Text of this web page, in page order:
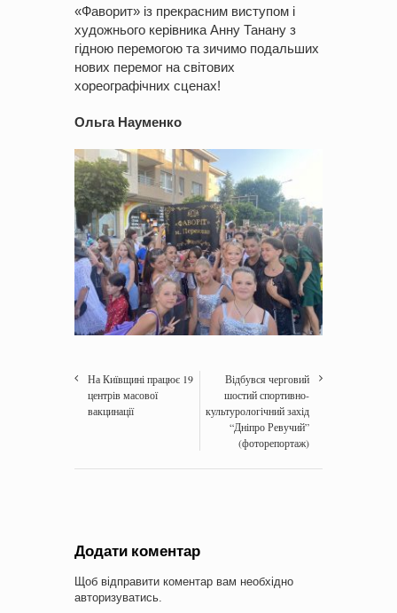
«Фаворит» із прекрасним виступом і
художнього керівника Анну Танану з
гідною перемогою та зичимо подальших
нових перемог на світових
хореографічних сценах!
Ольга Науменко
На Київщині працює 19
центрів масової
вакцинації
Відбувся черговий
шостий спортивно-
культурологічний захід
“Дніпро Ревучий”
(фоторепортаж)
Додати коментар
Щоб відправити коментар вам необхідно
авторизуватись.